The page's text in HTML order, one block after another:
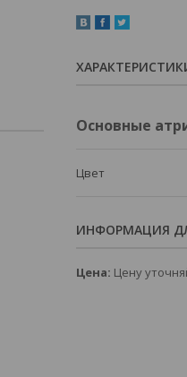
Основные
Цвет
ИНФОРМАЦИЯ
Цена: Цену